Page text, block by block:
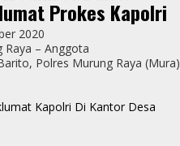
Prokes Kapolri
2020
– Anggota
Polres Murung Raya (Mura)
Kapolri Di Kantor Desa